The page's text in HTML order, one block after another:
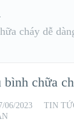
cháy dễ
chữa
06/2023
TIN